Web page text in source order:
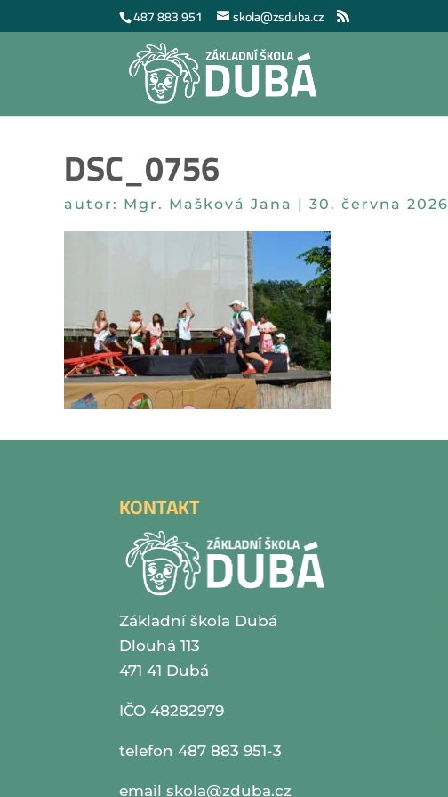
487 883 951 skola@zsduba.cz
DSC_0756
autor: Mgr. Mašková Jana | 30. června 2026
KONTAKT
Základní škola Dubá
Dlouhá 113
471 41 Dubá
IČO 48282979
telefon 487 883 951-3
emailskola@zduba.cz